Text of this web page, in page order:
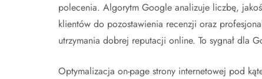
polecenia. Algorytm Google analizuje liczbę,
klientów do pozostawienia recenzji oraz
utrzymania dobrej reputacji online. To sygnał dla
Optymalizacja on-page strony internetowej pod